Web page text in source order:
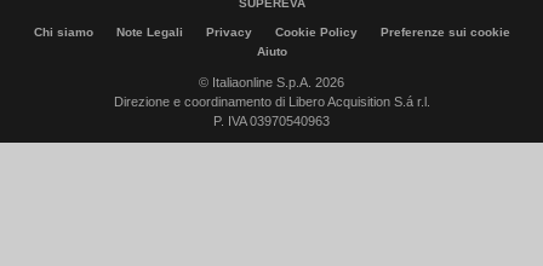
SUPEREVA
Chi siamo Note Legali Privacy Cookie Policy
Preferenze sui cookie
Aiuto
© Italiaonline S.p.A. 2026
Direzione e coordinamento di Libero Acquisition S.á r.l.
P. IVA 03970540963